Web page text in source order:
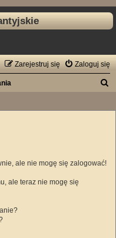
Zaloguj się
Zarejestruj się
u
ale nie mogę się zalogować!
ale teraz nie mogę się